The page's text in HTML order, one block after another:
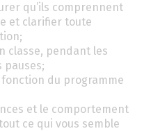
qu’ils comprennent
et clarifier toute
classe, pendant les
pauses;
du programme
et le comportement
ce qui vous semble